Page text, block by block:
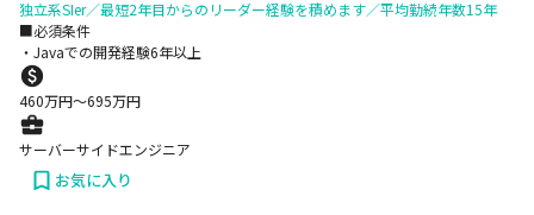
独立系SIer／最短2年目からのリーダー経験を積めます／平均勤続年数15年
■必須条件
・Javaでの開発経験6年以上
460万円〜695万円
サーバーサイドエンジニア
お気に入り